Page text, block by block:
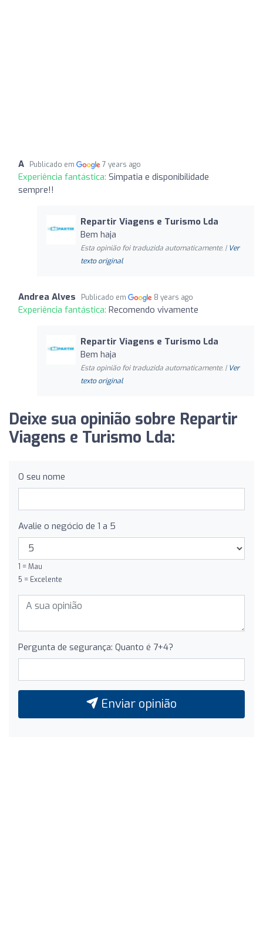
A Publicado em 7 years ago
Experiência fantástica: Simpatia e disponibilidade
sempre!!
Repartir Viagens e Turismo Lda
Bem haja
Esta opinião foi traduzida automaticamente. | Ver
texto original
Andrea Alves Publicado em 8 years ago
Experiência fantástica: Recomendo vivamente
Repartir Viagens e Turismo Lda
Bem haja
Esta opinião foi traduzida automaticamente. | Ver
texto original
Deixe sua opinião sobre Repartir
Viagens e Turismo Lda:
O seu nome
Avalie o negócio de 1 a 5
1 = Mau
5 = Excelente
Pergunta de segurança: Quanto é 7+4?
Enviar opinião